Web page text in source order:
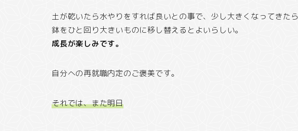
土が乾いたら水やりをすれば良いとの事で、少し大きくなってきたら
鉢をひと回り大きいものに移し替えるとよいらしい。
成長が楽しみです。
自分への再就職内定のご褒美です。
それでは、また明日